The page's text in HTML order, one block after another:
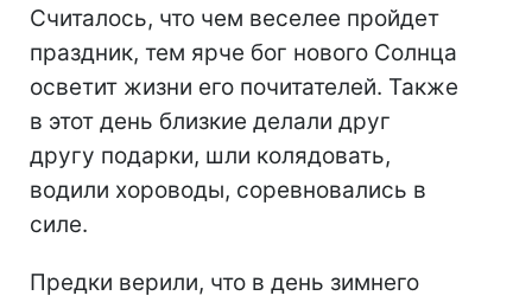
Считалось, что чем веселее пройдет
праздник, тем ярче бог нового Солнца
осветит жизни его почитателей. Также
в этот день близкие делали друг
другу подарки, шли колядовать,
водили хороводы, соревновались в
силе.
Предки верили, что в день зимнего